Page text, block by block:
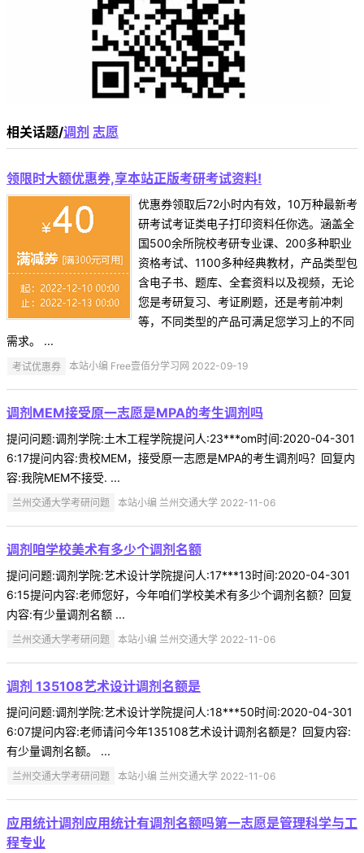
相关话题/调剂 志愿
领限时大额优惠券,享本站正版考研考试资料!
优惠券领取后72小时内有效，10万种最新考
研考试考证类电子打印资料任你选。涵盖全
国500余所院校考研专业课、200多种职业
资格考试、1100多种经典教材，产品类型包
含电子书、题库、全套资料以及视频，无论
您是考研复习、考证刷题，还是考前冲刺
等，不同类型的产品可满足您学习上的不同
需求。 ...
考试优惠券 本站小编 Free壹佰分学习网 2022-09-19
调剂MEM接受原一志愿是MPA的考生调剂吗
提问问题:调剂学院:土木工程学院提问人:23***om时间:2020-04-301
6:17提问内容:贵校MEM，接受原一志愿是MPA的考生调剂吗？回复内
容:我院MEM不接受. ...
兰州交通大学考研问题 本站小编 兰州交通大学 2022-11-06
调剂咱学校美术有多少个调剂名额
提问问题:调剂学院:艺术设计学院提问人:17***13时间:2020-04-301
6:15提问内容:老师您好，今年咱们学校美术有多少个调剂名额？回复
内容:有少量调剂名额 ...
兰州交通大学考研问题 本站小编 兰州交通大学 2022-11-06
调剂 135108艺术设计调剂名额是
提问问题:调剂学院:艺术设计学院提问人:18***50时间:2020-04-301
6:07提问内容:老师请问今年135108艺术设计调剂名额是？回复内容:
有少量调剂名额。 ...
兰州交通大学考研问题 本站小编 兰州交通大学 2022-11-06
应用统计调剂应用统计有调剂名额吗第一志愿是管理科学与工
程专业